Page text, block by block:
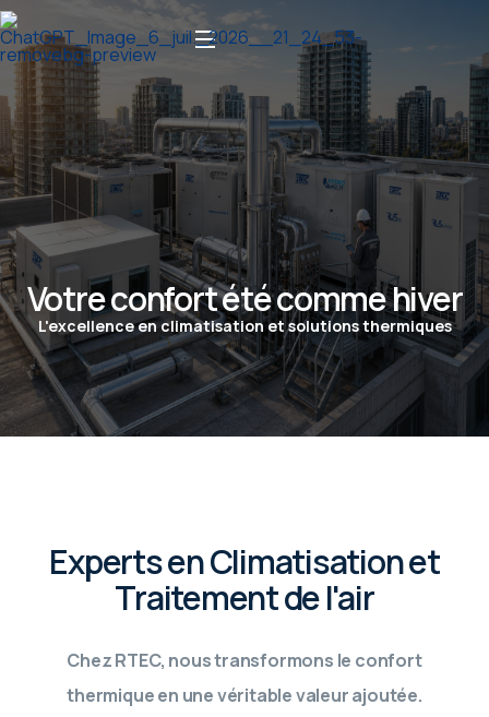
Votre confort été comme hiver
L'excellence en climatisation et solutions thermiques
Experts en Climatisation et
Traitement de l'air
Chez RTEC, nous transformons le confort
thermique en une véritable valeur ajoutée.